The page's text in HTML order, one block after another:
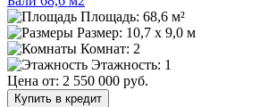
Площадь: 68,6 м²
Размер: 10,7 х 9,0 м
Комнат: 2
Этажность: 1
Цена от: 2 550 000 руб.
Купить в кредит